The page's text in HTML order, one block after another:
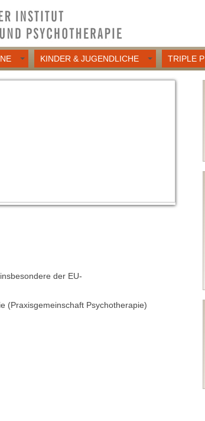
KINDER & JUGENDLICHE TRIPLE P
der EU-
(Praxisgemeinschaft Psychotherapie)